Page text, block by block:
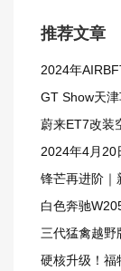
推荐文章
2024年
GT Show天
蔚来ET7改装
2024年4月20
锋芒再进阶｜
白色奔驰